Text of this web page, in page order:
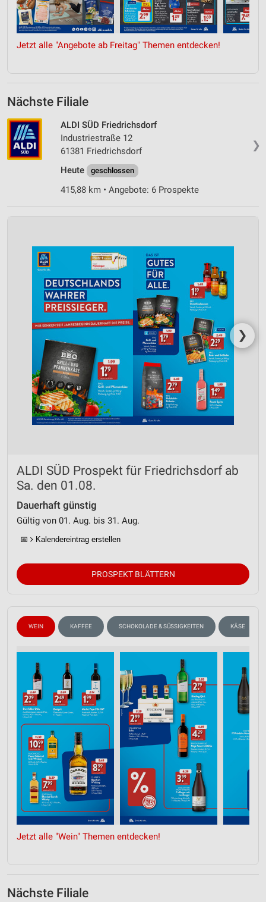
Jetzt alle "Angebote ab Freitag" Themen entdecken!
Nächste Filiale
❯
ALDI SÜD Friedrichsdorf
Industriestraße 12
61381 Friedrichsdorf
Heute
geschlossen
415,88 km • Angebote: 6 Prospekte
❯
ALDI SÜD Prospekt für Friedrichsdorf ab
Sa. den 01.08.
Dauerhaft günstig
Gültig von 01. Aug. bis 31. Aug.
📅 Kalendereintrag erstellen
PROSPEKT BLÄTTERN
WEIN KAFFEE SCHOKOLADE & SÜSSIGKEITEN KÄSE
Jetzt alle "Wein" Themen entdecken!
Nächste Filiale